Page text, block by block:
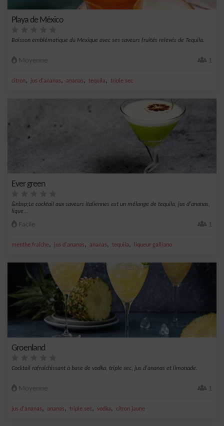
Playa de México
Boisson emblématique du Mexique avec ses saveurs fruités relevés de Tequila.
Moyenne 1
citron, jus d'ananas, ananas, tequila, triple sec
Ever green
&nbsp;Le cocktail aux saveurs italiennes est un mélange de tequila, jus d'ananas,
lique...
Facile 1
menthe fraîche, jus d'ananas, ananas, tequila, liqueur galliano
Groenland
Cocktail rafraîchissant à base de vodka, triple sec, jus d'ananas et limonade.
Moyenne 1
jus d'ananas, ananas, triple sec, vodka, citron jaune